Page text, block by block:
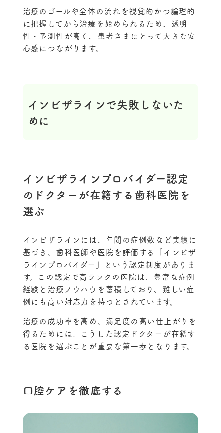
治療のゴールや全体の流れを視覚的かつ論理的
に把握してから治療を始められるため、透明
性・予測性が高く、患者さまにとって大きな安
心感につながります。
インビザラインで失敗しないた
めに
インビザラインプロバイダー認定
のドクターが在籍する歯科医院を
選ぶ
インビザラインには、年間の症例数など実績に
基づき、歯科医師や医院を評価する「インビザ
ラインプロバイダー」という認定制度がありま
す。この認定で高ランクの医院は、豊富な症例
経験と治療ノウハウを蓄積しており、難しい症
例にも高い対応力を持つとされています。
治療の成功率を高め、満足度の高い仕上がりを
得るためには、こうした認定ドクターが在籍す
る医院を選ぶことが重要な第一歩となります。
口腔ケアを徹底する